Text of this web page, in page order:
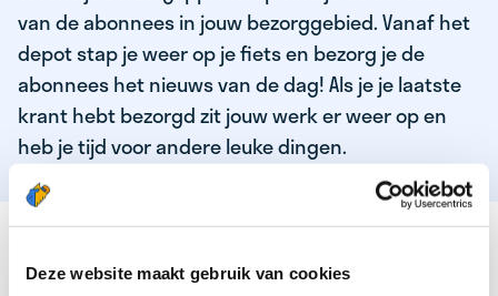
Deze website maakt gebruik van cookies
van de abonnees in jouw bezorggebied. Vanaf het
depot stap je weer op je fiets en bezorg je de
abonnees het nieuws van de dag! Als je je laatste
krant hebt bezorgd zit jouw werk er weer op en
heb je tijd voor andere leuke dingen.
DEZE KWALITEITEN HEEFT ONZE TOP
KRANTENBEZORGER